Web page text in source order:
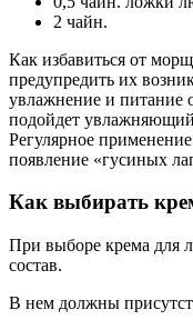
2 чайн.
Как избавиться от
предупредить их
увлажнение и питание
подойдет увлажняющий
Регулярное
появление «гусиных
Как выбирать
При выборе крема для
состав.
В нем должны